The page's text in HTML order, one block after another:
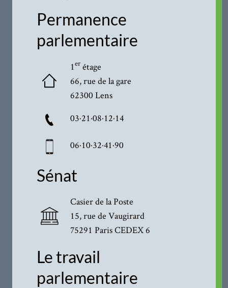
Permanence
parlementaire
1erétage
66, rue de la gare
62300 Lens
03·21·08·12·14
06·10·32·41·90
Sénat
Casier de la Poste
15, rue de Vaugirard
75291 Paris CEDEX 6
Le travail
parlementaire